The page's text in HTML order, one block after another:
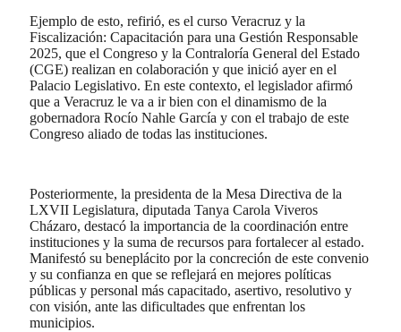
Ejemplo de esto, refirió, es el curso Veracruz y la
Fiscalización: Capacitación para una Gestión Responsable
2025, que el Congreso y la Contraloría General del Estado
(CGE) realizan en colaboración y que inició ayer en el
Palacio Legislativo. En este contexto, el legislador afirmó
que a Veracruz le va a ir bien con el dinamismo de la
gobernadora Rocío Nahle García y con el trabajo de este
Congreso aliado de todas las instituciones.
Posteriormente, la presidenta de la Mesa Directiva de la
LXVII Legislatura, diputada Tanya Carola Viveros
Cházaro, destacó la importancia de la coordinación entre
instituciones y la suma de recursos para fortalecer al estado.
Manifestó su beneplácito por la concreción de este convenio
y su confianza en que se reflejará en mejores políticas
públicas y personal más capacitado, asertivo, resolutivo y
con visión, ante las dificultades que enfrentan los
municipios.